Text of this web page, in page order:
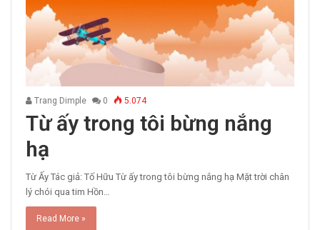
Trang Dimple 0 5.074
Từ ấy trong tôi bừng nắng
hạ
Từ Ấy Tác giả: Tố Hữu Từ ấy trong tôi bừng nắng hạ Mặt trời chân
lý chói qua tim Hồn…
Read More »